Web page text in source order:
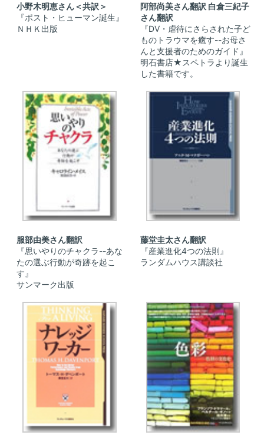
小野木明恵さん＜共訳＞
『ポスト・ヒューマン誕生』
ＮＨＫ出版
阿部尚美さん翻訳 白倉三紀子
さん翻訳
『DV・虐待にさらされた子ど
ものトラウマを癒す--お母さ
んと支援者のためのガイド』
明石書店★スペトラより誕生
した書籍です。
服部由美さん翻訳
『思いやりのチャクラ--あな
たの選ぶ行動が奇跡を起こ
す』
サンマーク出版
藤堂圭太さん翻訳
『産業進化4つの法則』
ランダムハウス講談社